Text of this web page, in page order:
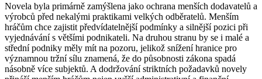
Novela byla primárně zamýšlena jako ochrana menších dodavatelů a
výrobců před nekalými praktikami velkých odběratelů. Menším
hráčům chce zajistit předvídatelnější podmínky a silnější pozici při
vyjednávání s většími podnikateli. Na druhou stranu by se i malé a
střední podniky měly mít na pozoru, jelikož snížení hranice pro
významnou tržní sílu znamená, že do působnosti zákona spadá
násobně více subjektů. A dodržování striktních požadavků novely